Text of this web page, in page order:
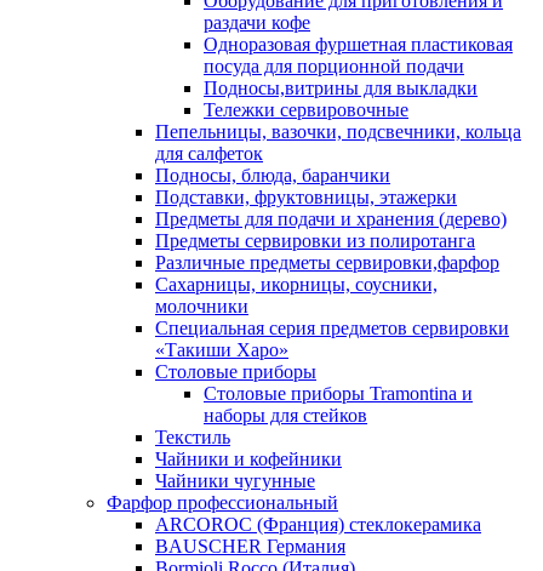
раздачи кофе
Одноразовая фуршетная пластиковая
посуда для порционной подачи
Подносы,витрины для выкладки
Тележки сервировочные
Пепельницы, вазочки, подсвечники, кольца
для салфеток
Подносы, блюда, баранчики
Подставки, фруктовницы, этажерки
Предметы для подачи и хранения (дерево)
Предметы сервировки из полиротанга
Различные предметы сервировки,фарфор
Сахарницы, икорницы, соусники,
молочники
Специальная серия предметов сервировки
«Такиши Харо»
Столовые приборы
Столовые приборы Trаmоntina и
наборы для стейков
Текстиль
Чайники и кофейники
Чайники чугунные
Фарфор профессиональный
ARCOROC (Франция) стеклокерамика
BAUSCHER Германия